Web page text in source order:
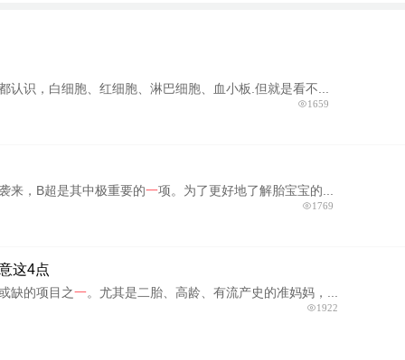
认识，白细胞、红细胞、淋巴细胞、血小板.但就是看不...
1659
来，B超是其中极重要的一项。为了更好地了解胎宝宝的...
1769
这4点
缺的项目之一。尤其是二胎、高龄、有流产史的准妈妈，...
1922